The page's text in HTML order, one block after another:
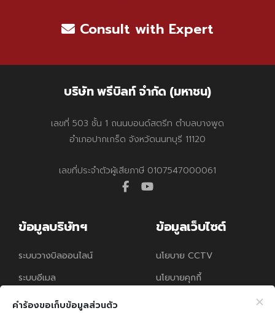
Consult with Expert
บริษัท พรีบิลท์ จำกัด (มหาชน)
เลขที่ 503 ชั้น 1 ถนนบอนด์สตรีท ตำบลบางพูด
อำเภอปากเกร็ด จังหวัดนนทบุรี 11120
เลขที่ประจำตัวผู้เสียภาษี 0107547000061
facebookyoutube
ข้อมูลบริษัทฯ
ระบบวางบิลออนไลน์
ระบบอีเมล
ข้อมูลเว็บไซต์
นโยบาย CCTV
นโยบายคุกกี้
คำร้องขอเก็บข้อมูลส่วนตัว